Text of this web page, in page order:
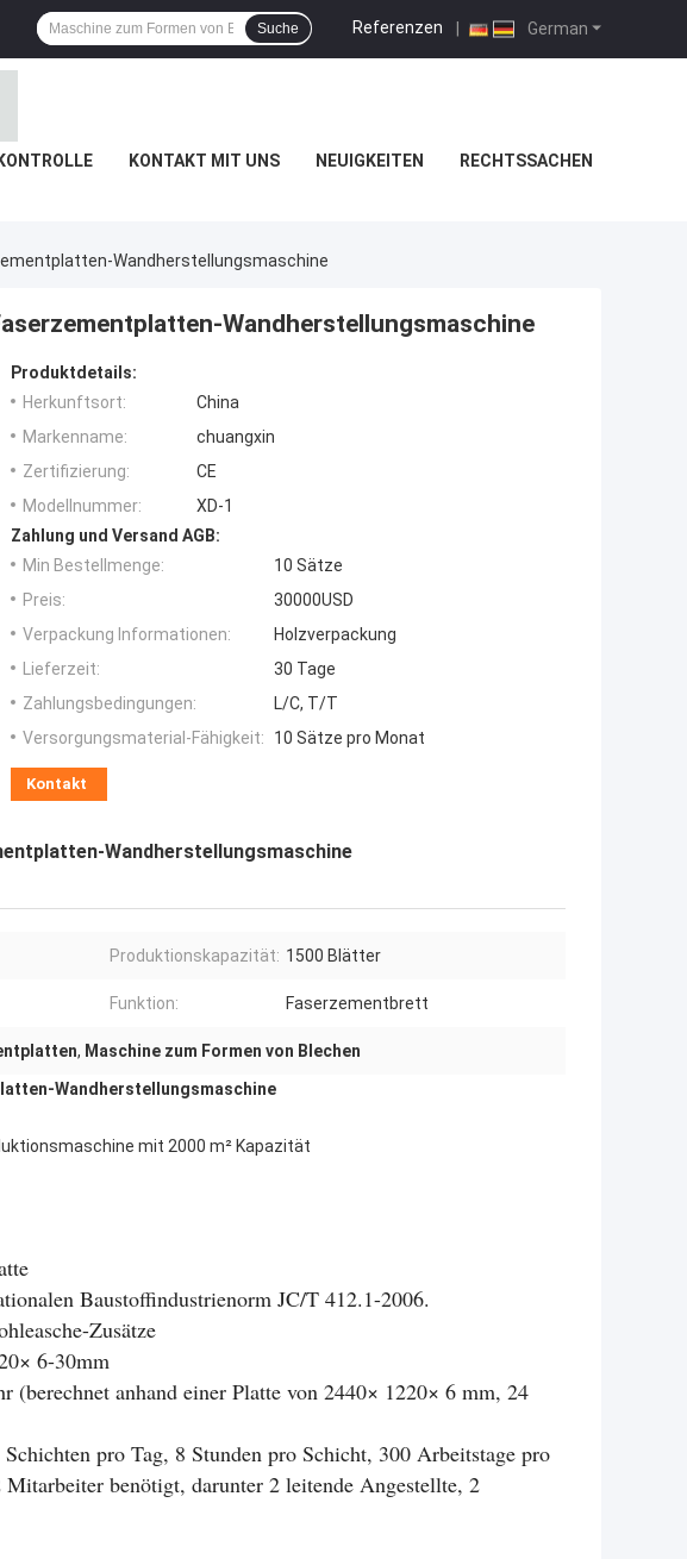
German
Referenzen |
Suche
KONTAKT MIT UNS NEUIGKEITEN RECHTSSACHEN
Wandherstellungsmaschine
Wandherstellungsmaschine
Produktdetails:
Herkunftsort:
China
Markenname:
chuangxin
Zertifizierung:
CE
Modellnummer:
XD-1
Zahlung und Versand AGB:
Min Bestellmenge:
10 Sätze
Preis:
30000USD
Verpackung Informationen:
Holzverpackung
Lieferzeit:
30 Tage
Zahlungsbedingungen:
L/C, T/T
Versorgungsmaterial-Fähigkeit:
10 Sätze pro Monat
Kontakt
Wandherstellungsmaschine
Produktionskapazität: 1500 Blätter
Funktion: Faserzementbrett
, Maschine zum Formen von Blechen
Wandherstellungsmaschine
mit 2000 m² Kapazität
Baustoffindustrienorm JC/T 412.1-2006.
Zusätze
6-30mm
anhand einer Platte von 2440× 1220× 6 mm, 24
pro Tag, 8 Stunden pro Schicht, 300 Arbeitstage pro
benötigt, darunter 2 leitende Angestellte, 2